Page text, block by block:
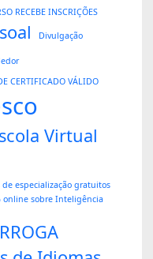
RECEBE INSCRIÇÕES
Divulgação
CERTIFICADO VÁLIDO
Virtual
de especialização gratuitos
online sobre Inteligência